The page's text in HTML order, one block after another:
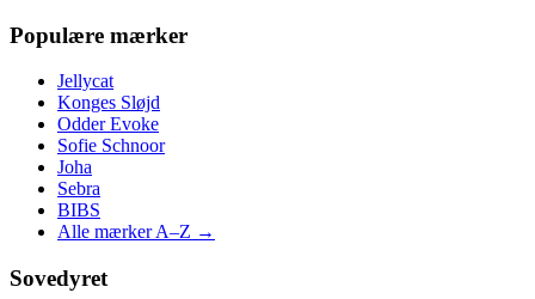
Populære mærker
Jellycat
Konges Sløjd
Odder Evoke
Sofie Schnoor
Joha
Sebra
BIBS
Alle mærker A–Z →
Sovedyret